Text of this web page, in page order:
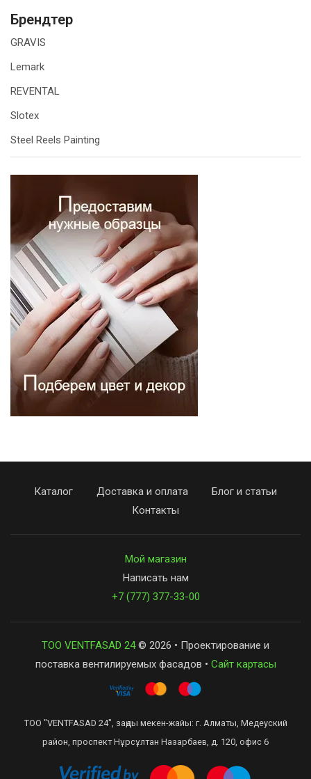
Брендтер
GRAVIS
Lemark
REVENTAL
Slotex
Steel Reels Painting
Каталог Доставка и оплата
Блог и статьи
Контакты
Мой магазин
Написать нам
+7 (777) 377-33-00
ТОО VENTFASAD 24© 2026 • Проектирование и
поставка вентилируемых фасадов • Сайт картасы
ТОО "VENTFASAD 24", заңды мекен-жайы: г. Алматы, Медеуский
район, проспект Нұрсұлтан Назарбаев, д. 120, офис 6